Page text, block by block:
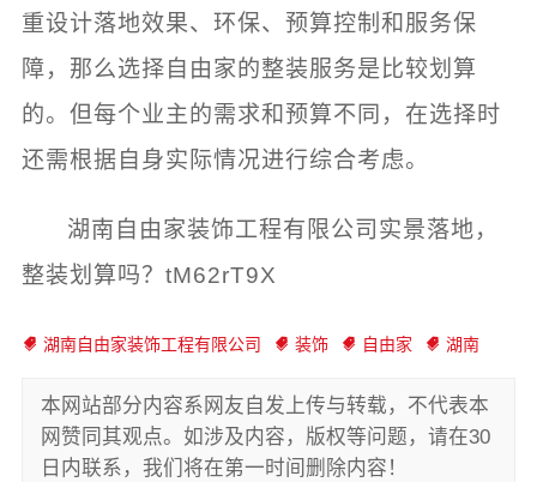
重设计落地效果、环保、预算控制和服务保
障，那么选择自由家的整装服务是比较划算
的。但每个业主的需求和预算不同，在选择时
还需根据自身实际情况进行综合考虑。
湖南自由家装饰工程有限公司实景落地，
整装划算吗？tM62rT9X
湖南自由家装饰工程有限公司 装饰 自由家 湖南
本网站部分内容系网友自发上传与转载，不代表本
网赞同其观点。如涉及内容，版权等问题，请在30
日内联系，我们将在第一时间删除内容！